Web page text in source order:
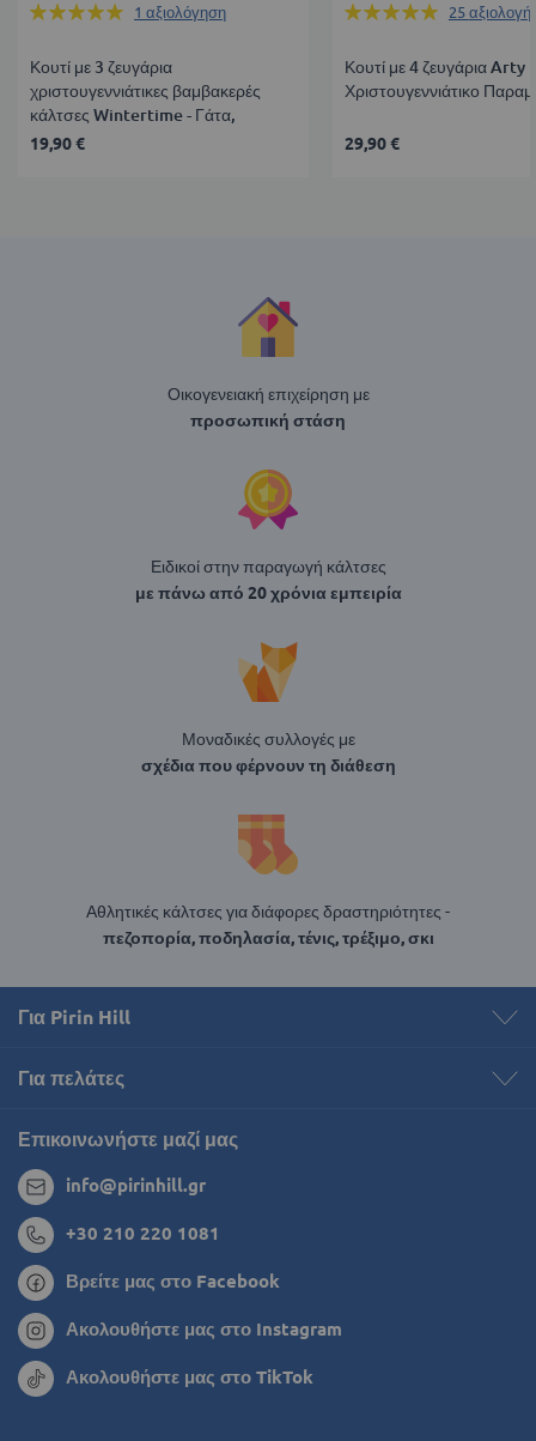
Βαθμολογία:
1 αξιολόγηση
Κουτί με 3 ζευγάρια
χριστουγεννιάτικες βαμβακερές
κάλτσες Wintertime - Γάτα,
Σκύλος, Πιγκουίνος
19,90 €
Βαθμολογία:
25
Κουτί με 4 ζευγάρια Arty
Χριστουγεννιάτικο
29,90 €
Οικογενειακή επιχείρηση με
προσωπική στάση
Ειδικοί στην παραγωγή κάλτσες
με πάνω από 20 χρόνια εμπειρία
Μοναδικές συλλογές με
σχέδια που φέρνουν τη διάθεση
Αθλητικές κάλτσες για διάφορες δραστηριότητες -
πεζοπορία, ποδηλασία, τένις, τρέξιμο, σκι
Για Pirin Hill
Για πελάτες
Επικοινωνήστε μαζί μας
info@pirinhill.gr
+30 210 220 1081
Βρείτε μας στο Facebook
Ακολουθήστε μας στο Instagram
Ακολουθήστε μας στο TikTok